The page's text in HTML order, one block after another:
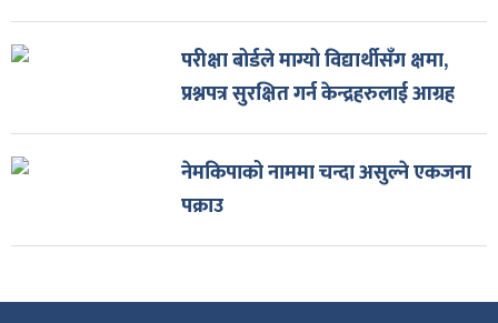
परीक्षा बोर्डले माग्यो विद्यार्थीसँग क्षमा,
प्रश्नपत्र सुरक्षित गर्न केन्द्रहरुलाई आग्रह
नेमकिपाको नाममा चन्दा असुल्ने एकजना
पक्राउ